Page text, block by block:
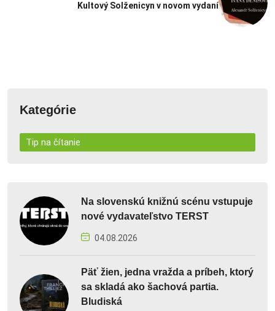
Kultový Solženicyn v novom vydaní
Kategórie
Tip na čítanie
Na slovenskú knižnú scénu vstupuje
nové vydavateľstvo TERST
04.08.2026
Päť žien, jedna vražda a príbeh, ktorý
sa skladá ako šachová partia.
Bludiská